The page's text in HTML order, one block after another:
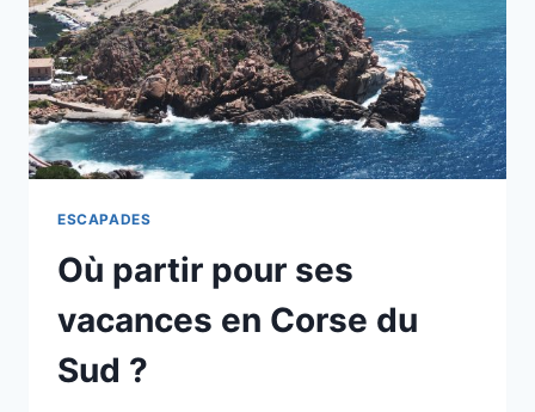
SKI
ESCAPADES
Où partir pour ses
vacances en Corse du
Sud ?